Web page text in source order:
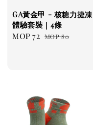
GA黃金甲 - 核糖力捷凍
體驗套裝｜4條
Sale
MOP 72 Regular
MOP 80